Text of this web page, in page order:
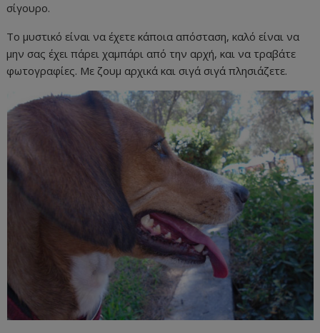
σίγουρο.
Το μυστικό είναι να έχετε κάποια απόσταση, καλό είναι να
μην σας έχει πάρει χαμπάρι από την αρχή, και να τραβάτε
φωτογραφίες. Με ζουμ αρχικά και σιγά σιγά πλησιάζετε.